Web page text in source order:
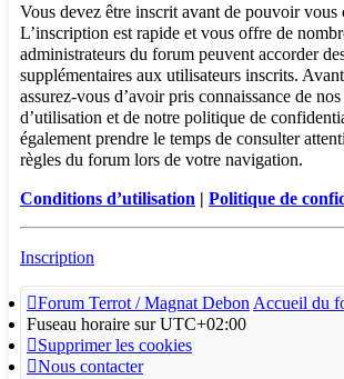
Vous devez être inscrit avant de pouvoir vous
L’inscription est rapide et vous offre de
administrateurs du forum peuvent accorder
supplémentaires aux utilisateurs inscrits.
assurez-vous d’avoir pris connaissance de
d’utilisation et de notre politique de
également prendre le temps de consulter
règles du forum lors de votre navigation.
Conditions d’utilisation | Politique de
Inscription
Forum Terrot / Magnat Debon Accueil du
Fuseau horaire surUTC+02:00
Supprimer les cookies
Nous contacter